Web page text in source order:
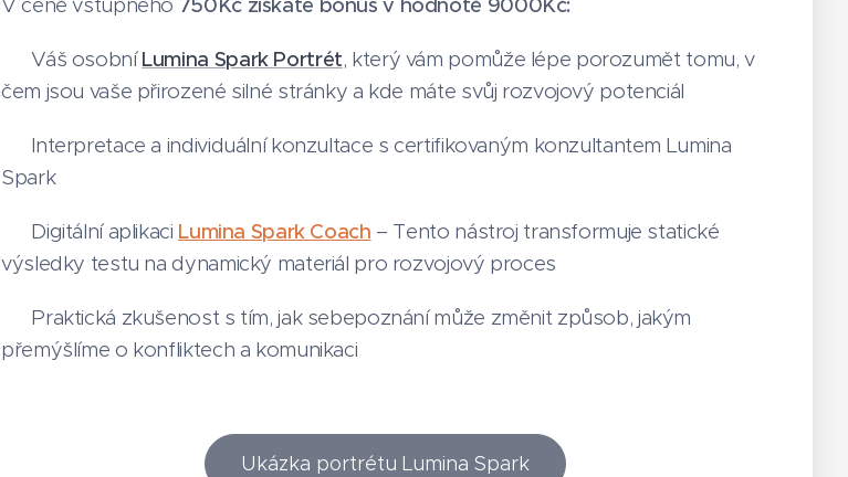
👉 Váš osobníLumina Spark Portrét, který vám pomůže lépe porozumět tomu, v
čem jsou vaše přirozené silné stránky a kde máte svůj rozvojový potenciál
👉 Interpretace a individuální konzultace s certifikovaným konzultantem Lumina
Spark
👉 Digitální aplikaci Lumina Spark Coach – Tento nástroj transformuje statické
výsledky testu na dynamický materiál pro rozvojový proces
👉 Praktická zkušenost s tím, jak sebepoznání může změnit způsob, jakým
přemýšlíme o konfliktech a komunikaci
Ukázka portrétu Lumina Spark